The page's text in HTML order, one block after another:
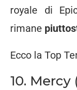
royale di
rimane
Ecco la Top
10. Mercy